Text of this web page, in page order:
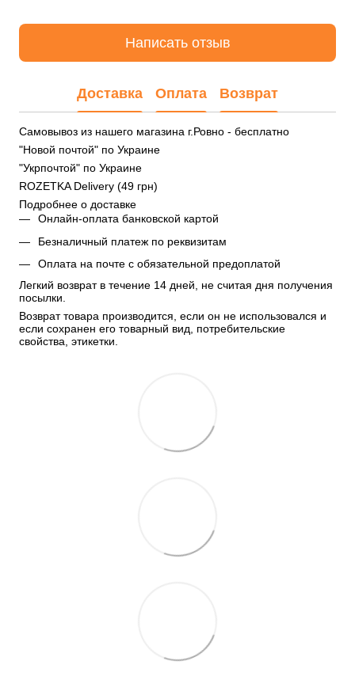
Написать отзыв
Доставка Оплата Возврат
Самовывоз из нашего магазина г.Ровно - бесплатно
"Новой почтой" по Украине
"Укрпочтой" по Украине
ROZETKA Delivery (49 грн)
Подробнее о доставке
Онлайн-оплата банковской картой
Безналичный платеж по реквизитам
Оплата на почте с обязательной предоплатой
Легкий возврат в течение 14 дней, не считая дня получения
посылки.
Возврат товара производится, если он не использовался и
если сохранен его товарный вид, потребительские
свойства, этикетки.